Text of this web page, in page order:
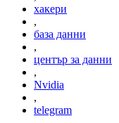
хакери
,
база данни
,
център за данни
,
Nvidia
,
telegram